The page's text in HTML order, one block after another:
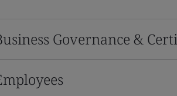
Governance &